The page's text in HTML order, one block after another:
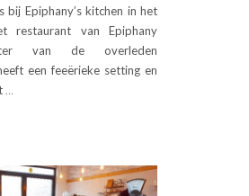
bij Epiphany’s kitchen in het
restaurant van Epiphany
van de overleden
een feeërieke setting en
…